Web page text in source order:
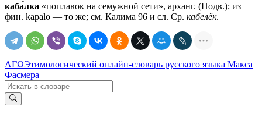
каба́лка «поплавок на семужной сети», арханг. (Подв.); из
фин. kараlо — то же; см. Калима 96 и сл. Ср. кабелёк.
ΛΓΩЭтимологический онлайн-словарь русского языка Макса
Фасмера